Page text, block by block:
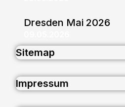
Sitemap
Impressum
Dresden Mai 2026